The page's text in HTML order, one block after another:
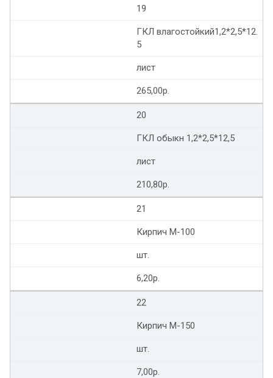
19
ГКЛ влагостойкий1,2*2,5*12.
5
лист
265,00р.
20
ГКЛ обыкн 1,2*2,5*12,5
лист
210,80р.
21
Кирпич М-100
шт.
6,20р.
22
Кирпич М-150
шт.
7,00р.